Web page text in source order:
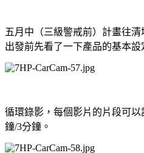
五月中（三級警戒前）計畫往清
出發前先看了一下產品的基本設
循環錄影，每個影片的片段可
鐘/3分鐘。